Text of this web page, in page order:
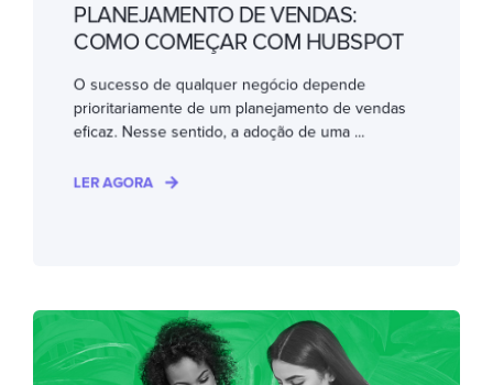
PLANEJAMENTO DE VENDAS:
COMO COMEÇAR COM HUBSPOT
O sucesso de qualquer negócio depende
prioritariamente de um planejamento de vendas
eficaz. Nesse sentido, a adoção de uma ...
LER AGORA